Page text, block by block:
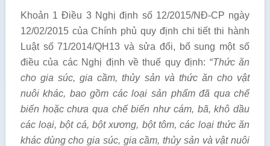
Khoản 1 Điều 3 Nghị định số 12/2015/NĐ-CP ngày
12/02/2015 của Chính phủ quy định chi tiết thi hành
Luật số 71/2014/QH13 và sửa đổi, bổ sung một số
điều của các Nghị định về thuế quy định: “Thứcăn
cho gia súc, gia cầm, thủy sản và thức ăn cho vật
nuôi khác, bao gồm các loại sản phẩm đã qua chế
biến hoặc chưa qua chế biến như cám, bã, khô dầu
các loại, bột cá, bột xương, bột tôm, các loại thứcăn
khác dùng cho gia súc, gia cầm, thủy sản và vật nuôi